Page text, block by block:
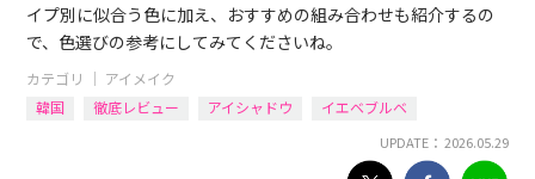
イプ別に似合う色に加え、おすすめの組み合わせも紹介するの
で、色選びの参考にしてみてくださいね。
カテゴリ ｜ アイメイク
韓国
徹底レビュー アイシャドウ イエベブルベ
UPDATE： 2026.05.29